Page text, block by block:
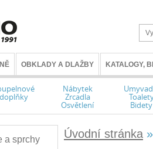
OBKLADY A DLAŽBY KATALOGY,
doplňky
Nábytek
Zrcadla
Osvětlení Bidety
a sprchy Úvodní stránka